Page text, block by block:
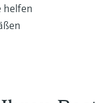
helfen